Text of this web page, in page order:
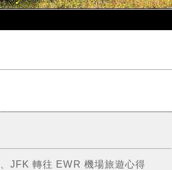
JFK 轉往 EWR 機場旅遊心得